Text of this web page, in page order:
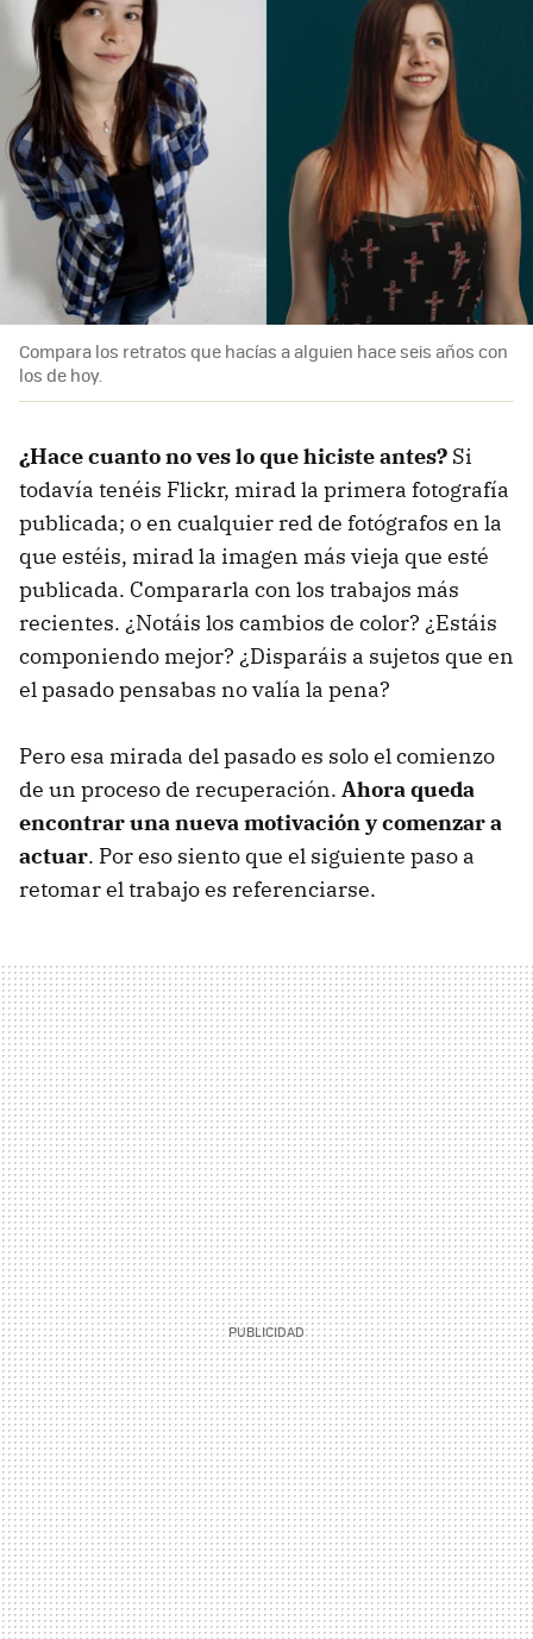
Compara los retratos que hacías a alguien hace seis años con
los de hoy.
¿Hace cuanto no ves lo que hiciste antes? Si
todavía tenéis Flickr, mirad la primera fotografía
publicada; o en cualquier red de fotógrafos en la
que estéis, mirad la imagen más vieja que esté
publicada. Compararla con los trabajos más
recientes. ¿Notáis los cambios de color? ¿Estáis
componiendo mejor? ¿Disparáis a sujetos que en
el pasado pensabas no valía la pena?
Pero esa mirada del pasado es solo el comienzo
de un proceso de recuperación. Ahora queda
encontrar una nueva motivación y comenzar a
actuar. Por eso siento que el siguiente paso a
retomar el trabajo es referenciarse.